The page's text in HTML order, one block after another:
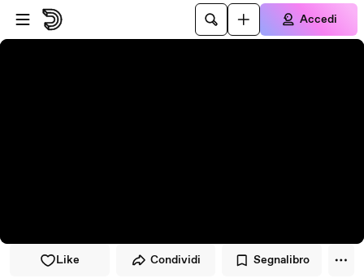
Vai al lettore
Passa al contenuto principale
Accedi
Like Condividi Segnalibro